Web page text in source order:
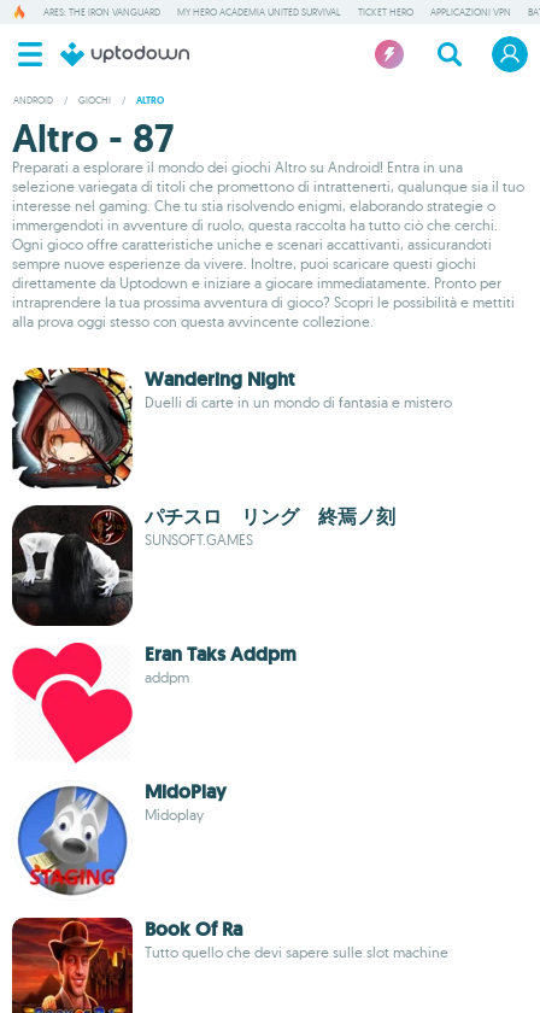
ARES: THE IRON VANGUARD MY HERO ACADEMIA UNITED SURVIVAL TICKET HERO APPLICAZIONI VPN
ANDROID / GIOCHI / ALTRO
Altro - 87
Preparati a esplorare il mondo dei giochi Altro su Android! Entra in una
selezione variegata di titoli che promettono di intrattenerti, qualunque sia il tuo
interesse nel gaming. Che tu stia risolvendo enigmi, elaborando strategie o
immergendoti in avventure di ruolo, questa raccolta ha tutto ciò che cerchi.
Ogni gioco offre caratteristiche uniche e scenari accattivanti, assicurandoti
sempre nuove esperienze da vivere. Inoltre, puoi scaricare questi giochi
direttamente da Uptodown e iniziare a giocare immediatamente. Pronto per
intraprendere la tua prossima avventura di gioco? Scopri le possibilità e mettiti
alla prova oggi stesso con questa avvincente collezione.
Wandering Night
Duelli di carte in un mondo di fantasia e mistero
パチスロ リング 終焉ノ刻
SUNSOFT.GAMES
Eran Taks Addpm
addpm
MidoPlay
Midoplay
Book Of Ra
Tutto quello che devi sapere sulle slot machine